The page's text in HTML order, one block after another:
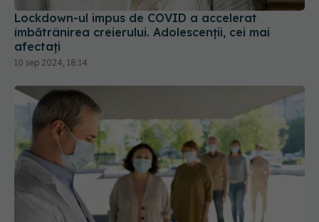
Lockdown-ul impus de COVID a accelerat
îmbătrânirea creierului. Adolescenții, cei mai
afectați
10 sep 2024, 18:14